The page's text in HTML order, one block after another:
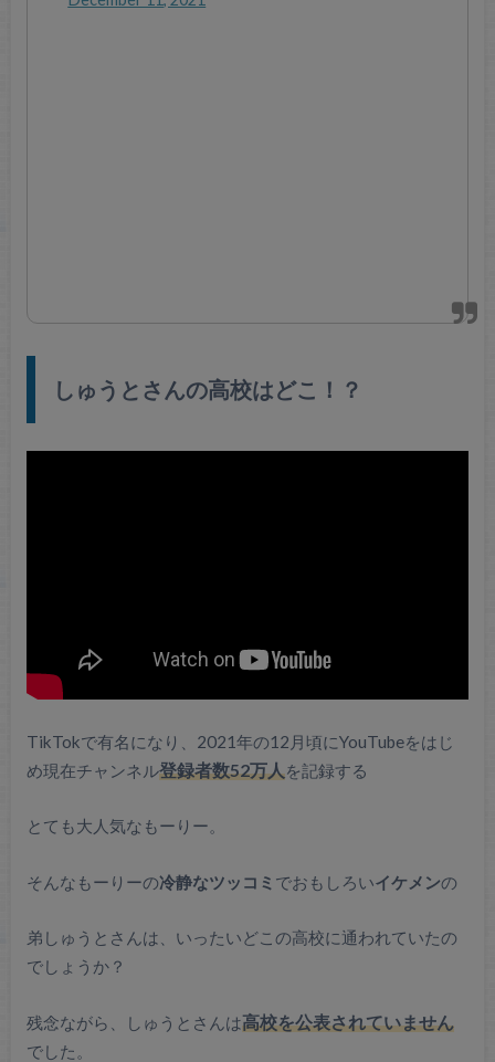
しゅうとさんの高校はどこ！？
TikTokで有名になり、2021年の12月頃にYouTubeをはじ
め現在チャンネル登録者数52万人を記録する
とても大人気なもーりー。
そんなもーりーの冷静なツッコミ でおもしろいイケメンの
弟しゅうとさんは、いったいどこの高校に通われていたの
でしょうか？
残念ながら、しゅうとさんは高校を公表されていません
でした。